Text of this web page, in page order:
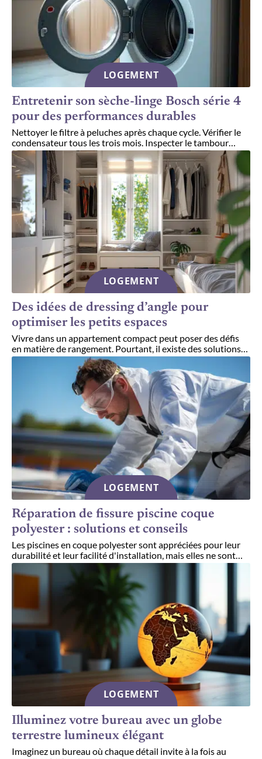
LOGEMENT
Entretenir son sèche-linge Bosch série 4
pour des performances durables
Nettoyer le filtre à peluches après chaque cycle. Vérifier le
condensateur tous les trois mois. Inspecter le tambour
LOGEMENT
Des idées de dressing d’angle pour
optimiser les petits espaces
Vivre dans un appartement compact peut poser des défis
en matière de rangement. Pourtant, il existe des solutions…
LOGEMENT
Réparation de fissure piscine coque
polyester : solutions et conseils
Les piscines en coque polyester sont appréciées pour leur
durabilité et leur facilité d'installation, mais elles ne sont…
LOGEMENT
Illuminez votre bureau avec un globe
terrestre lumineux élégant
Imaginez un bureau où chaque détail invite à la fois au